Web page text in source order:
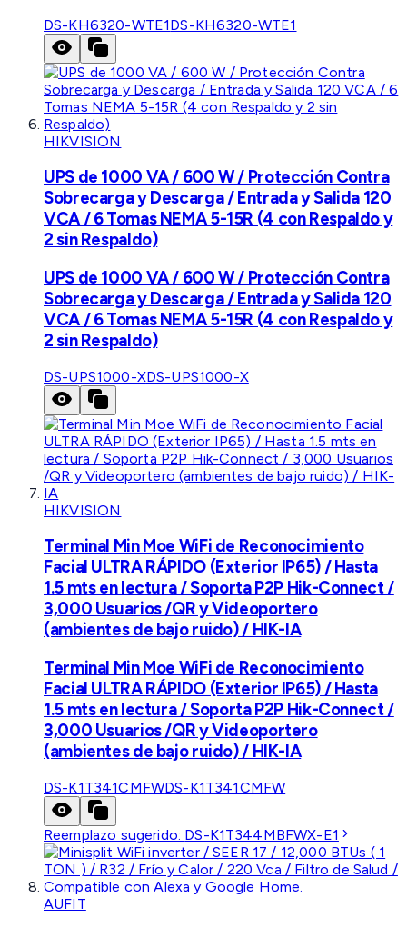
DS-KH6320-WTE1DS-KH6320-WTE1
HIKVISION
UPS de 1000 VA / 600 W / Protección Contra
Sobrecarga y Descarga / Entrada y Salida 120
VCA / 6 Tomas NEMA 5-15R (4 con Respaldo y
2 sin Respaldo)
UPS de 1000 VA / 600 W / Protección Contra
Sobrecarga y Descarga / Entrada y Salida 120
VCA / 6 Tomas NEMA 5-15R (4 con Respaldo y
2 sin Respaldo)
DS-UPS1000-XDS-UPS1000-X
HIKVISION
Terminal Min Moe WiFi de Reconocimiento
Facial ULTRA RÁPIDO (Exterior IP65) / Hasta
1.5 mts en lectura / Soporta P2P Hik-Connect /
3,000 Usuarios /QR y Videoportero
(ambientes de bajo ruido) / HIK-IA
Terminal Min Moe WiFi de Reconocimiento
Facial ULTRA RÁPIDO (Exterior IP65) / Hasta
1.5 mts en lectura / Soporta P2P Hik-Connect /
3,000 Usuarios /QR y Videoportero
(ambientes de bajo ruido) / HIK-IA
DS-K1T341CMFWDS-K1T341CMFW
Reemplazo sugerido: DS-K1T344MBFWX-E1
AUFIT